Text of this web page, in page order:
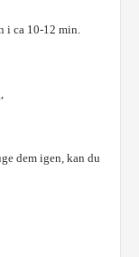
i ca 10-12 min.
dem igen, kan du